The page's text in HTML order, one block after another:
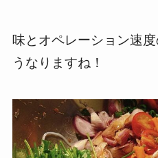
味とオペレーション速
うなりますね！